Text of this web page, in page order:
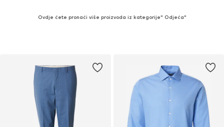
Ovdje ćete pronaći više proizvoda iz kategorije" Odjeća"